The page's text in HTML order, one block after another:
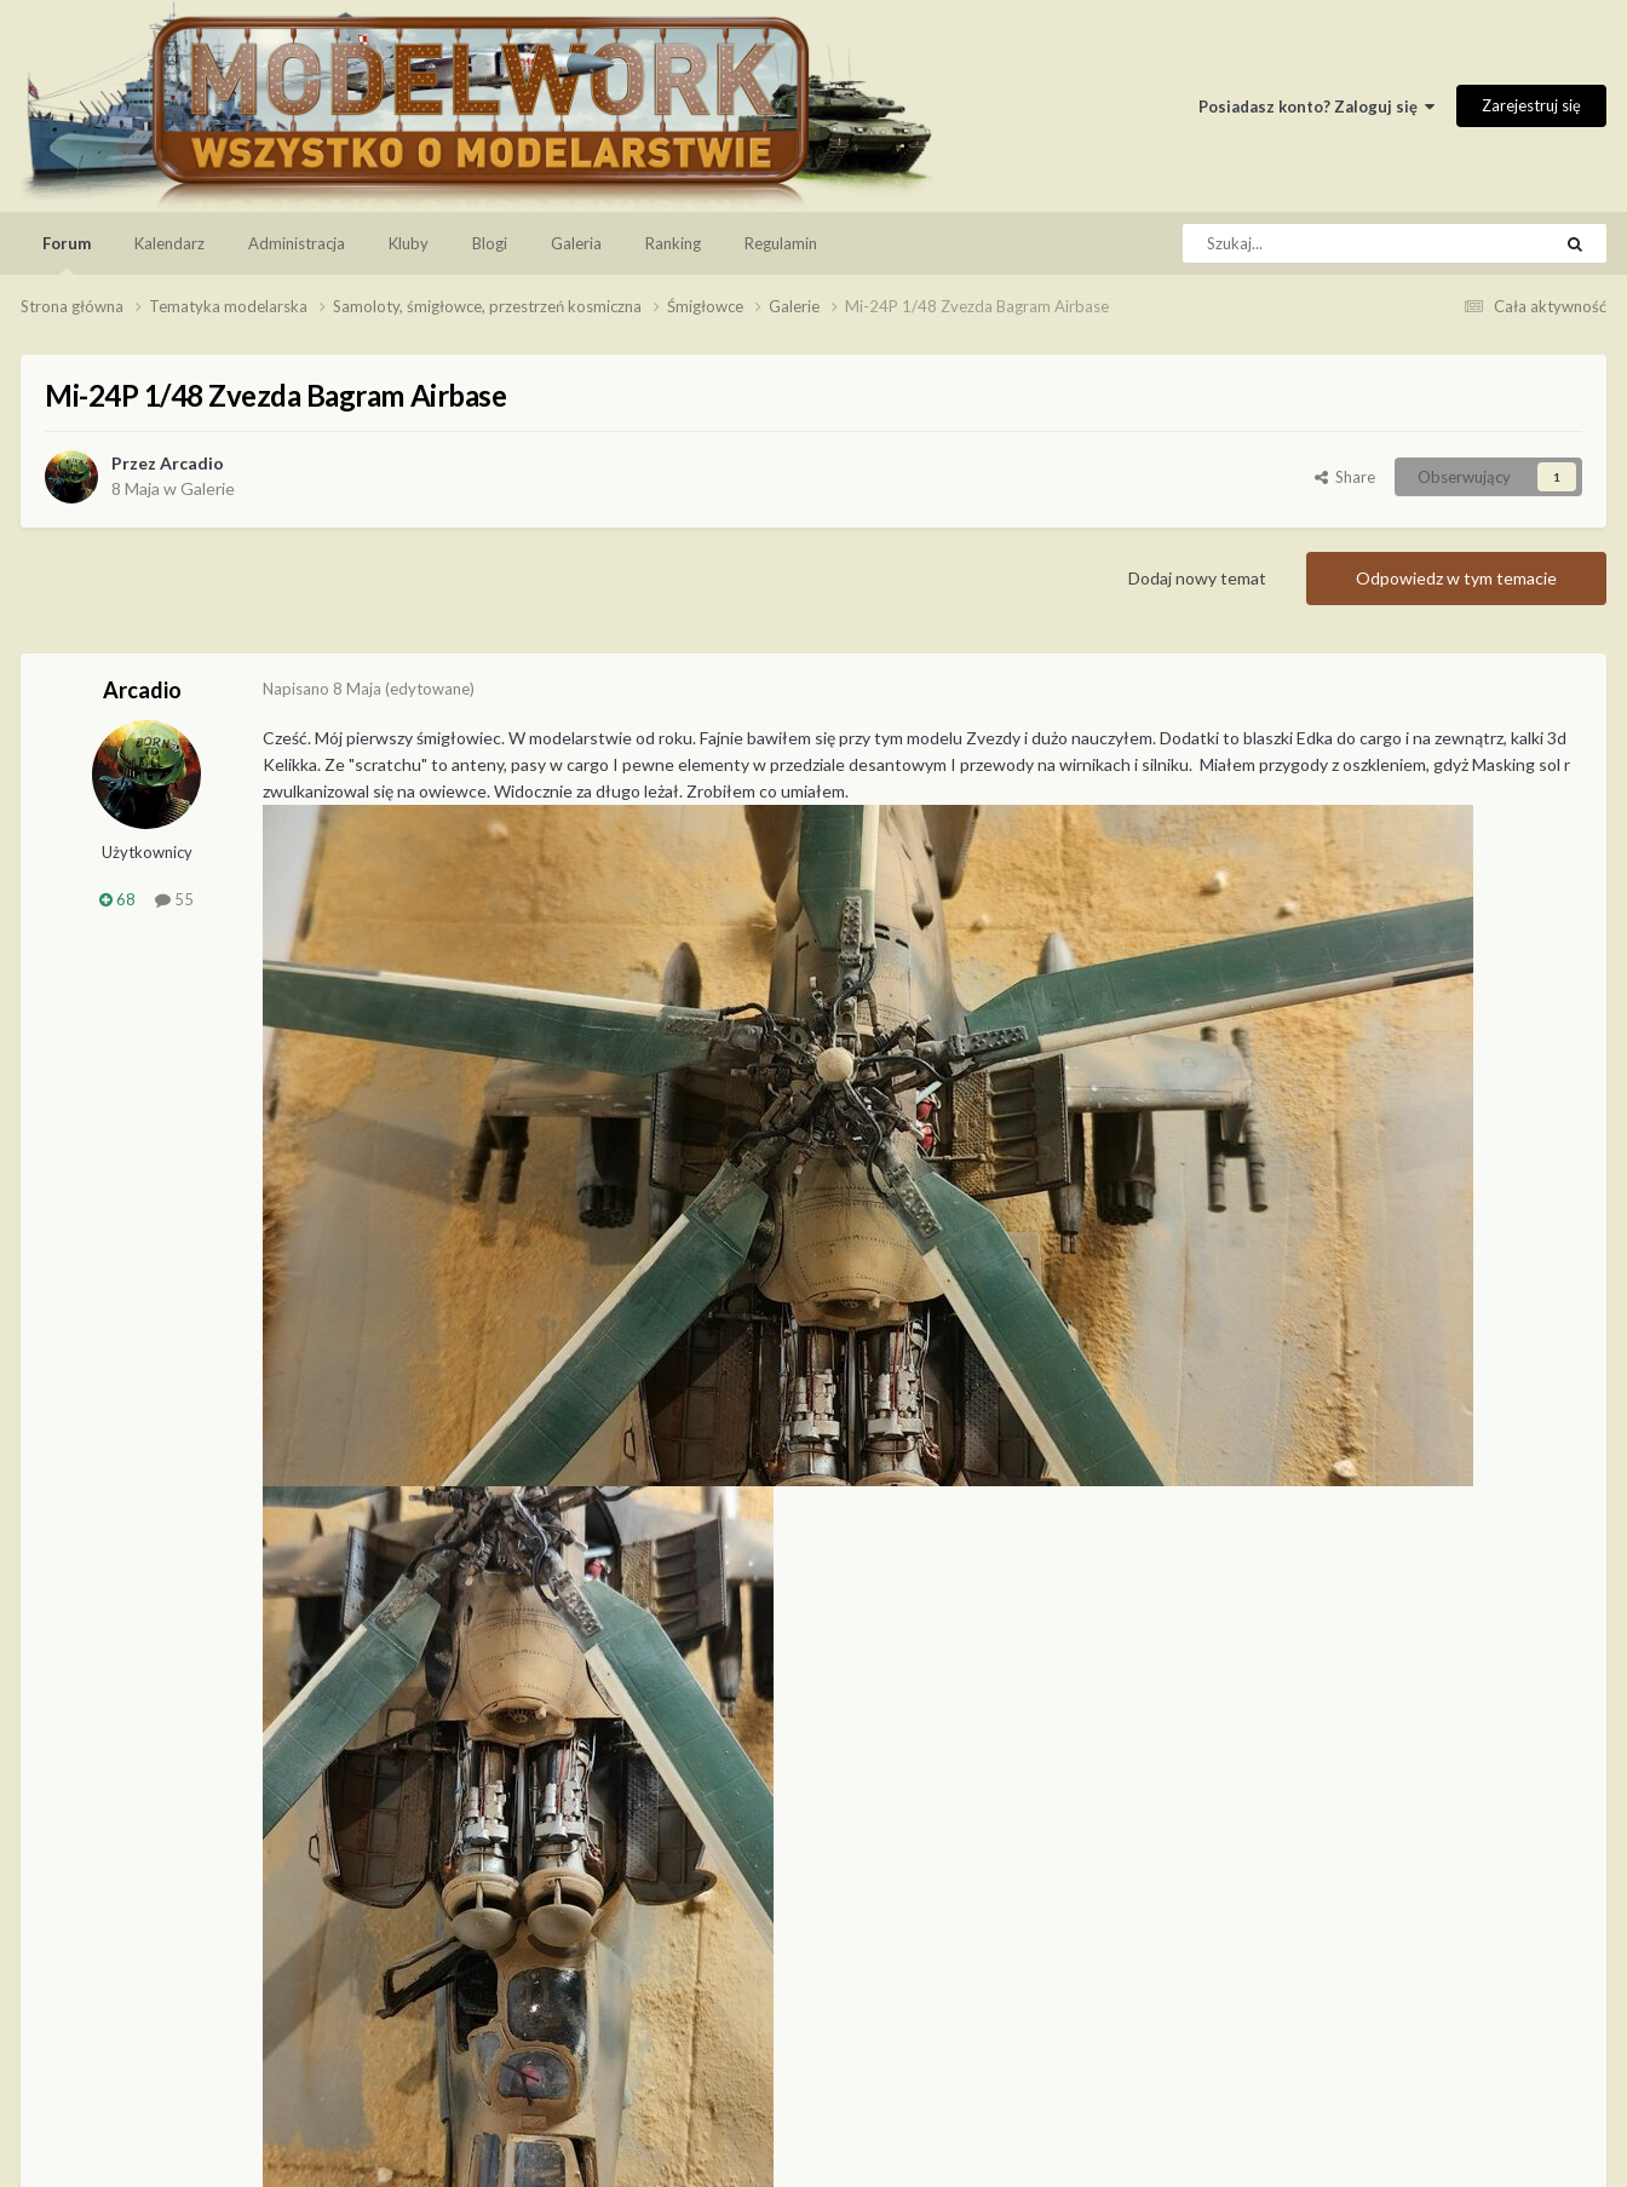
Posiadasz konto? Zaloguj się Zarejestruj się
Forum Kalendarz Administracja Kluby Blogi Galeria Ranking Regulamin
Cała aktywność
Strona główna Tematyka modelarska Samoloty, śmigłowce, przestrzeń kosmiczna Śmigłowce Galerie Mi-24P 1/48 Zvezda Bagram Airbase
Mi-24P 1/48 Zvezda Bagram Airbase
Przez Arcadio
8 Maja w Galerie
Share Obserwujący 1
Odpowiedz w tym temacie
Dodaj nowy temat
Arcadio
Użytkownicy
68 55
Napisano 8 Maja (edytowane)
Cześć. Mój pierwszy śmigłowiec. W modelarstwie od roku. Fajnie bawiłem się przy tym modelu Zvezdy i dużo nauczyłem. Dodatki to blaszki Edka do cargo i na zewnątrz, kalki 3d
Kelikka. Ze "scratchu" to anteny, pasy w cargo I pewne elementy w przedziale desantowym I przewody na wirnikach i silniku. Miałem przygody z oszkleniem, gdyż Masking sol r
zwulkanizowal się na owiewce. Widocznie za długo leżał. Zrobiłem co umiałem.